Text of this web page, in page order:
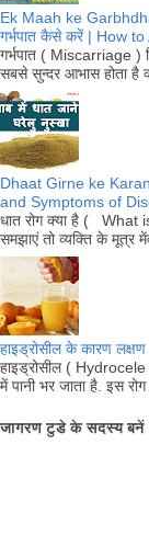
Ek Maah ke
गर्भपात कैसे करें | How
गर्भपात ( Miscarriage )
सबसे सुन्दर आभास होता है
Dhaat Girne ke
and Symptoms of
धात रोग क्या है ( What
समझाएं तो व्यक्ति के मूत्र
हाइड्रोसील के कारण
हाइड्रोसील ( Hydrocele
में पानी भर जाता है. इस
जागरण टुडे के सदस्य बनें